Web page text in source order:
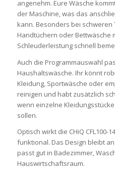
angenehm. Eure Wäsche
der Maschine, was das
kann. Besonders bei schweren
Handtüchern oder Bettwäsche
Schleuderleistung schnell
Auch die Programmauswahl
Haushaltswäsche. Ihr könnt
Kleidung, Sportwäsche oder
reinigen und habt zusätzlich
wenn einzelne
sollen.
Optisch wirkt die CHiQ CFL100-
funktional. Das Design bleibt
passt gut in Badezimmer,
Hauswirtschaftsraum.